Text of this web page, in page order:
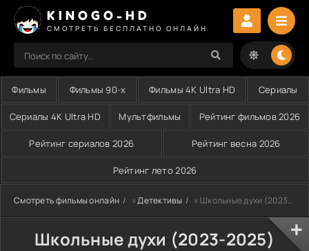
KINOGO-HD
СМОТРЕТЬ БЕСПЛАТНО ОНЛАЙН
Фильмы Фильмы 90-х Фильмы 4K Ultra HD Сериалы
Сериалы 4K Ultra HD Мультфильмы Рейтинг фильмов 2026
Рейтинг сериалов 2026 Рейтинг весна 2026
Рейтинг лето 2026
Смотреть фильмы онлайн »Детективы » Школьные духи (2023-2025)
Школьные духи (2023-2025)